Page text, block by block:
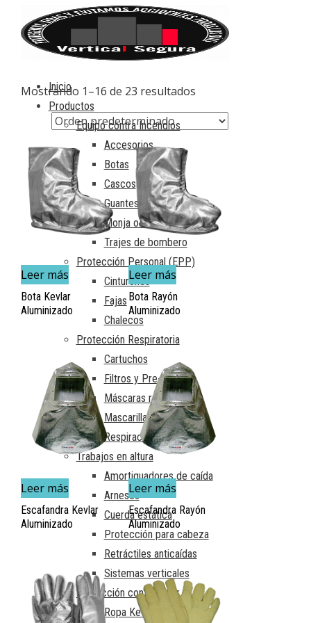
Inicio
Productos
Equipo contra Incendios
Accesorios
Botas
Cascos
Guantes
Monja o capucha
Trajes de bombero
Protección Personal (EPP)
Cinturones
Fajas
Chalecos
Protección Respiratoria
Cartuchos
Filtros y Pre-Filtros
Máscaras reutilizables
Mascarillas desechables
Respiración autónoma
Trabajos en altura
Amortiguadores de caída
Arneses
Cuerda estática
Protección para cabeza
Retráctiles anticaídas
Sistemas verticales
Protección contra calor
Ropa Kevlar Aluminizado
Mostrando 1–16 de 23 resultados
Leer más
Bota Kevlar
Aluminizado
Leer más
Bota Rayón
Aluminizado
Leer más
Escafandra Kevlar
Aluminizado
Leer más
Escafandra Rayón
Aluminizado